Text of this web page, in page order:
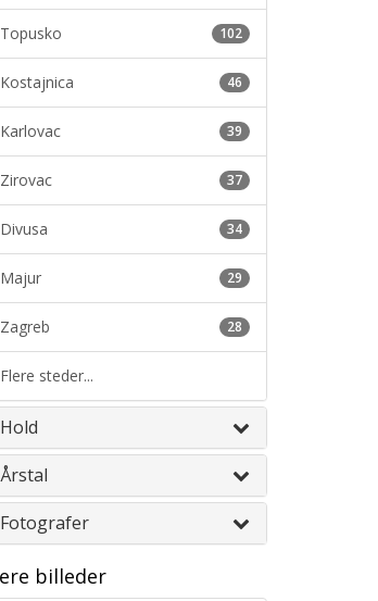
102
Topusko
46
Kostajnica
39
Karlovac
37
Zirovac
34
Divusa
29
Majur
28
Zagreb
Flere steder...
Hold
Årstal
Fotografer
billeder